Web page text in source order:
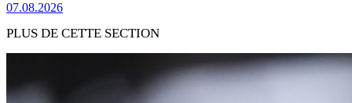
07.08.2026
PLUS DE CETTE SECTION